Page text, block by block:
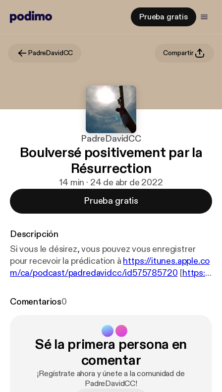
Prueba gratis
PadreDavidCC Compartir
PadreDavidCC
Boulversé positivement par la
Résurrection
14 min · 24 de abr de 2022
Prueba gratis
Descripción
Si vous le désirez, vous pouvez vous enregistrer
pour recevoir la prédication à https://itunes.apple.co
m/ca/podcast/padredavidcc/id575785720 [https://
85720
] La paix du Christ! Union de prière et de
Comentarios0
Sé la primera persona en
comentar
¡Regístrate ahora y únete a la comunidad de
PadreDavidCC!